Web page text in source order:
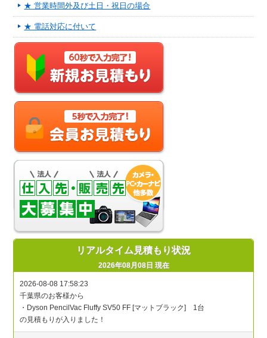
★ 営業時間外及び土日・祝日の場合
★ 電話対応に付いて
リアルタイム見積もり状況
2026年08月08日 現在